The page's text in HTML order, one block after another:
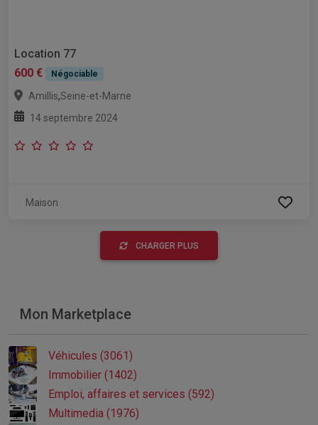
Location 77
600 €
Négociable
Amillis,Seine-et-Marne
14 septembre 2024
Maison
CHARGER PLUS
Mon Marketplace
Véhicules (3061)
Immobilier (1402)
Emploi, affaires et services (592)
Multimedia (1976)